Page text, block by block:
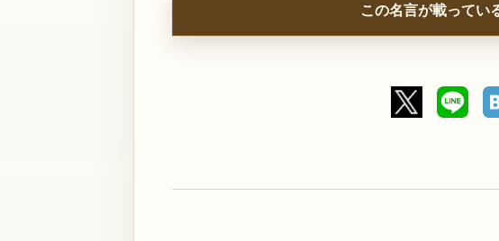
この名言が載ってい